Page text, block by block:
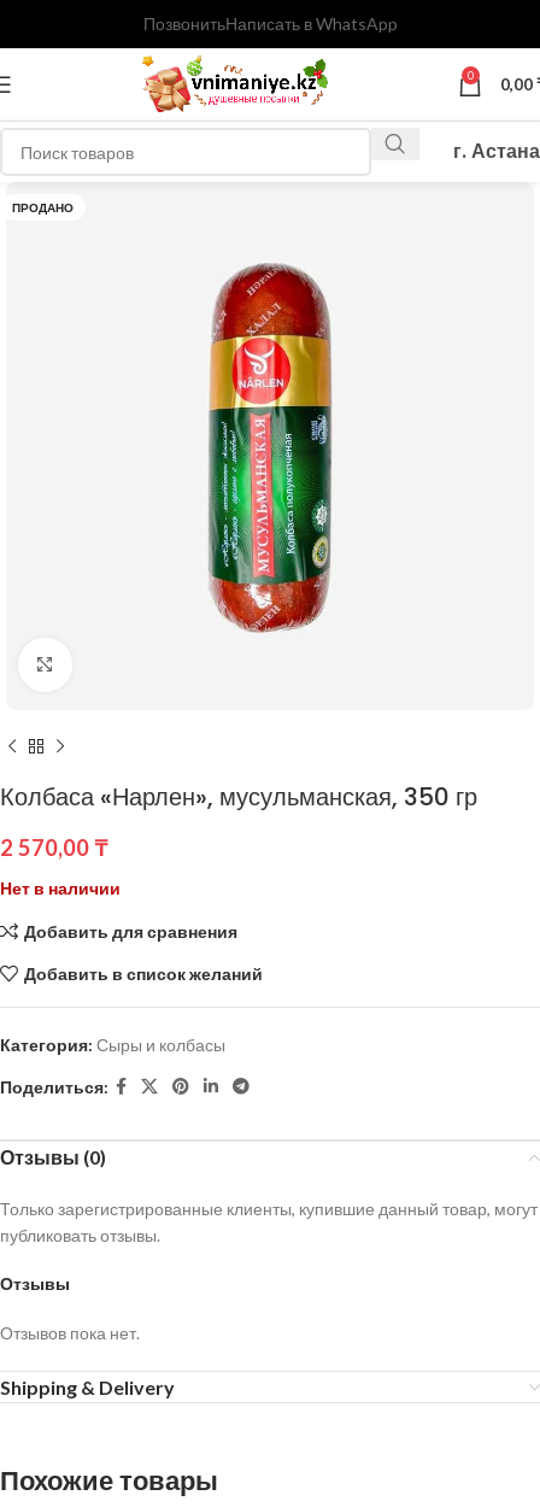
ПозвонитьНаписать в WhatsApp
0 0,00
г. Астана
ПРОДАНО
Колбаса «Нарлен», мусульманская, 350 гр
2 570,00 ₸
Нет в наличии
Добавить для сравнения
Добавить в список желаний
Категория: Сыры и колбасы
Поделиться:
Отзывы (0)
Отзывы
Отзывов пока нет.
Только зарегистрированные клиенты, купившие данный товар, могут
публиковать отзывы.
Shipping & Delivery
Похожие товары